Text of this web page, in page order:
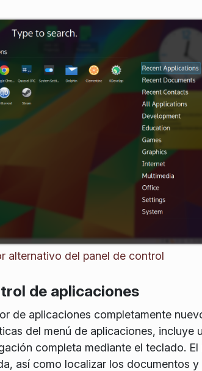
alternativo del panel de control
de aplicaciones
de aplicaciones completamente
del menú de aplicaciones, incluye
completa mediante el teclado.
así como localizar los documentos